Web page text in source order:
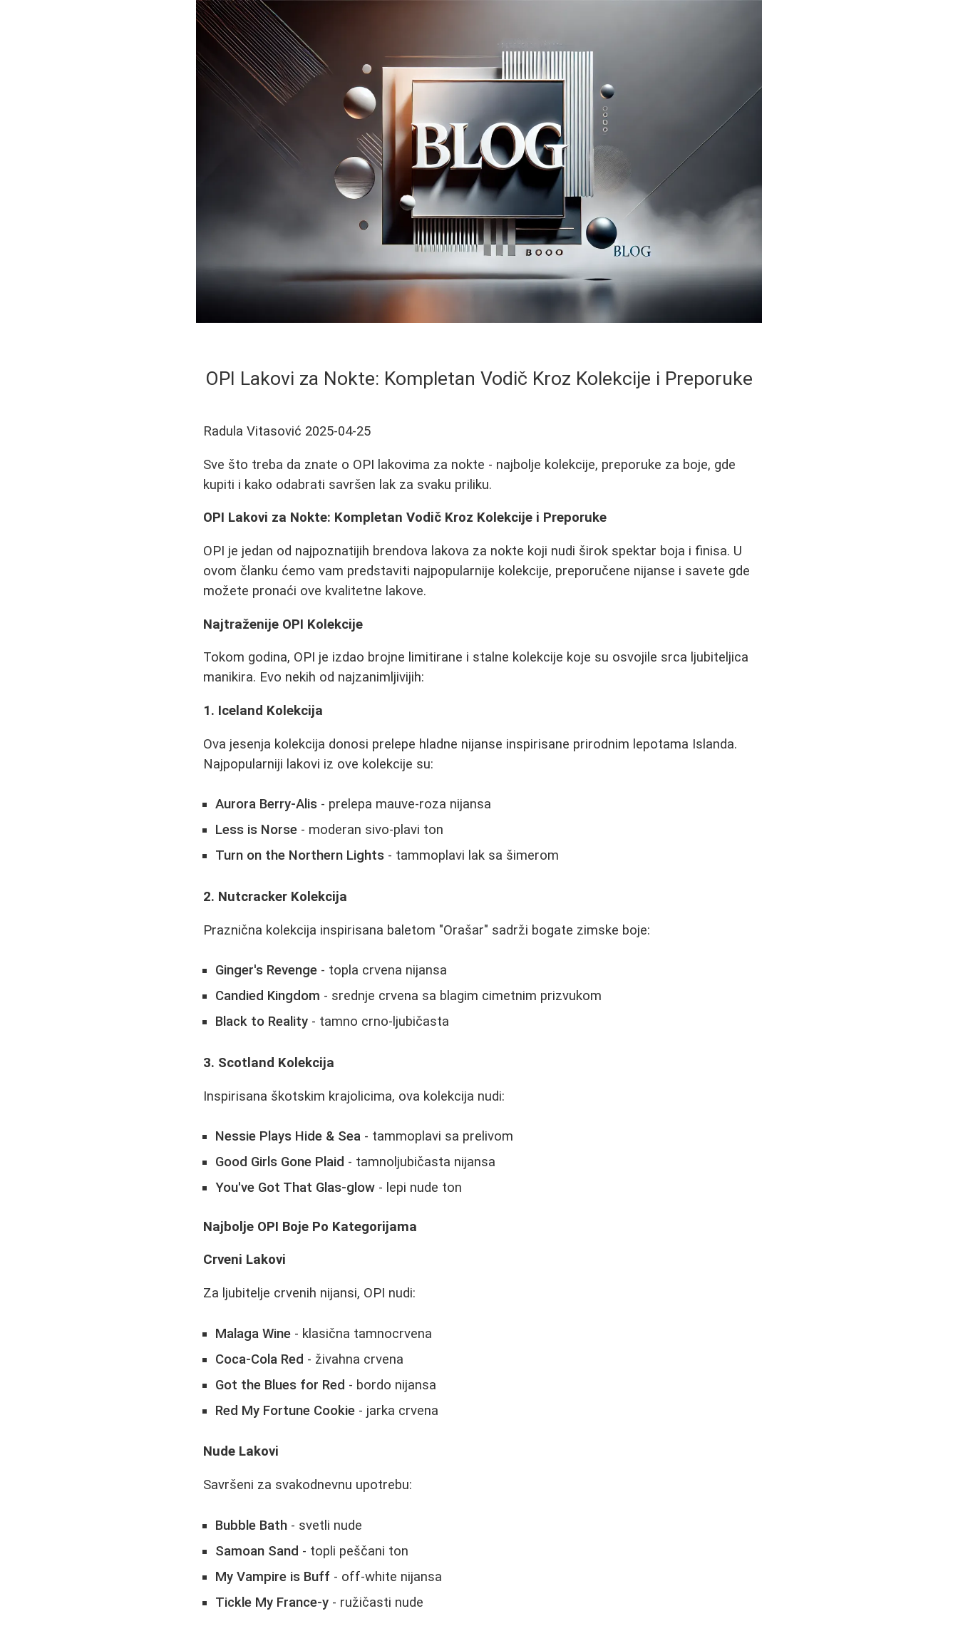
OPI Lakovi za Nokte: Kompletan Vodič Kroz Kolekcije i Preporuke
Radula Vitasović 2025-04-25
Sve što treba da znate o OPI lakovima za nokte - najbolje kolekcije, preporuke za boje, gde
kupiti i kako odabrati savršen lak za svaku priliku.
OPI Lakovi za Nokte: Kompletan Vodič Kroz Kolekcije i Preporuke
OPI je jedan od najpoznatijih brendova lakova za nokte koji nudi širok spektar boja i finisa. U
ovom članku ćemo vam predstaviti najpopularnije kolekcije, preporučene nijanse i savete gde
možete pronaći ove kvalitetne lakove.
Najtraženije OPI Kolekcije
Tokom godina, OPI je izdao brojne limitirane i stalne kolekcije koje su osvojile srca ljubiteljica
manikira. Evo nekih od najzanimljivijih:
1. Iceland Kolekcija
Ova jesenja kolekcija donosi prelepe hladne nijanse inspirisane prirodnim lepotama Islanda.
Najpopularniji lakovi iz ove kolekcije su:
Aurora Berry-Alis - prelepa mauve-roza nijansa
Less is Norse - moderan sivo-plavi ton
Turn on the Northern Lights - tammoplavi lak sa šimerom
2. Nutcracker Kolekcija
Praznična kolekcija inspirisana baletom "Orašar" sadrži bogate zimske boje:
Ginger's Revenge - topla crvena nijansa
Candied Kingdom - srednje crvena sa blagim cimetnim prizvukom
Black to Reality - tamno crno-ljubičasta
3. Scotland Kolekcija
Inspirisana škotskim krajolicima, ova kolekcija nudi:
Nessie Plays Hide & Sea - tammoplavi sa prelivom
Good Girls Gone Plaid - tamnoljubičasta nijansa
You've Got That Glas-glow - lepi nude ton
Najbolje OPI Boje Po Kategorijama
Crveni Lakovi
Za ljubitelje crvenih nijansi, OPI nudi:
Malaga Wine - klasična tamnocrvena
Coca-Cola Red - živahna crvena
Got the Blues for Red - bordo nijansa
Red My Fortune Cookie - jarka crvena
Nude Lakovi
Savršeni za svakodnevnu upotrebu:
Bubble Bath - svetli nude
Samoan Sand - topli peščani ton
My Vampire is Buff - off-white nijansa
Tickle My France-y - ružičasti nude